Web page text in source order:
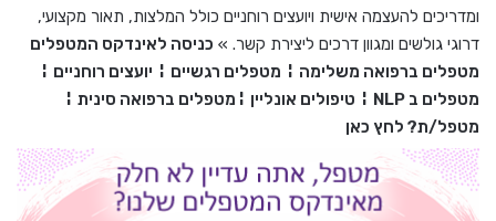
ומדריכים להעצמה אישית ויועצים רוחניים כולל המלצות, תאור מקצועי,
דרוגי גולשים ומגוון דרכים ליצירת קשר. » כניסה לאינדקס המטפלים
מטפלים ברפואה משלימה ¦ מטפלים רגשיים ¦ יועצים רוחניים ¦
מטפלים ב NLP
¦ טיפולים אונליין ¦ מטפלים ברפואה סינית ¦
מטפל/ת? לחץ כאן